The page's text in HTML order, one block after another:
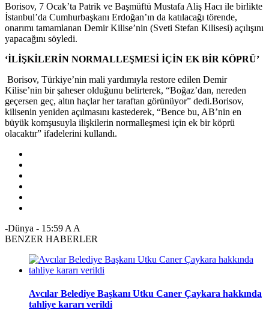
Borisov, 7 Ocak’ta Patrik ve Başmüftü Mustafa Aliş Hacı ile birlikte
İstanbul’da Cumhurbaşkanı Erdoğan’ın da katılacağı törende,
onarımı tamamlanan Demir Kilise’nin (Sveti Stefan Kilisesi) açılışını
yapacağını söyledi.
‘İLİŞKİLERİN NORMALLEŞMESİ İÇİN EK BİR KÖPRÜ’
Borisov, Türkiye’nin mali yardımıyla restore edilen Demir
Kilise’nin bir şaheser olduğunu belirterek, “Boğaz’dan, nereden
geçersen geç, altın haçlar her taraftan görünüyor” dedi.Borisov,
kilisenin yeniden açılmasını kastederek, “Bence bu, AB’nin en
büyük komşusuyla ilişkilerin normalleşmesi için ek bir köprü
olacaktır” ifadelerini kullandı.
-Dünya - 15:59 A A
BENZER HABERLER
Avcılar Belediye Başkanı Utku Caner Çaykara hakkında
tahliye kararı verildi